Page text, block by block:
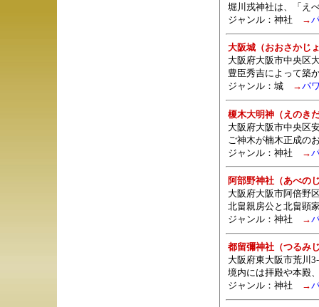
堀川戎神社は、「え
ジャンル： 神社 →
大阪城（おおさかじ
大阪府大阪市中央区
豊臣秀吉によって築
ジャンル：城→パ
榎木大明神（えのき
大阪府大阪市中央区
ご神木が楠木正成の
ジャンル： 神社 →
阿部野神社（あべの
大阪府大阪市阿倍野
北畠親房公と北畠顕
ジャンル： 神社 →
都留彌神社（つるみ
大阪府東大阪市荒川
境内には拝殿や本殿
ジャンル： 神社 →